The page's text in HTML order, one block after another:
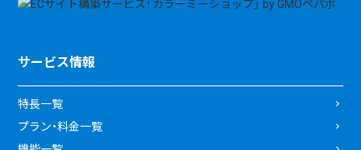
サービス情報
特長一覧
プラン・料金一覧